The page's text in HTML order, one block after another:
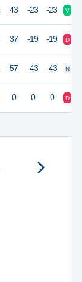
43 -23 -23 V
37 -19 -19 D
57 -43 -43 N
0 0 0 D